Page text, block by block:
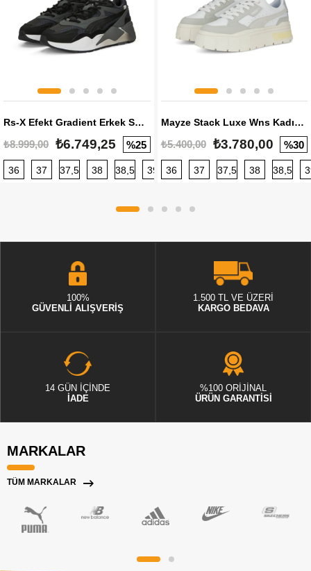
Rs-X Efekt Gradient Erkek Sneaker
₺8.999,00 ₺6.749,25 %25
36 37 37,5 38 38,5 39 40 40,5 41 42 42,5
Mayze Stack Luxe Wns Kadın Sneaker
₺5.400,00 ₺3.780,00 %30
36 37 37,5 38 38,5
100%
GÜVENLİ ALIŞVERİŞ
1.500 TL VE ÜZERİ
KARGO BEDAVA
14 GÜN İÇİNDE
İADE
%100 ORİJİNAL
ÜRÜN GARANTİSİ
MARKALAR
TÜM MARKALAR